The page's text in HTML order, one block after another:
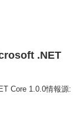
.NET
Core 1.0.0情報源: